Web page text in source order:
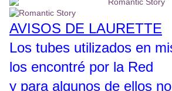
AVISOS DE LAURETTE
Los tubes utilizados en
los encontré por la Red
y para algunos de ellos